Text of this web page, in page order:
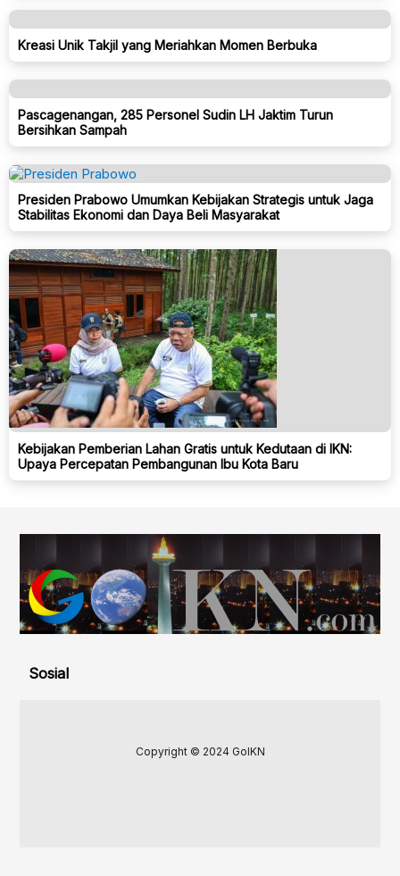
Kreasi Unik Takjil yang Meriahkan Momen Berbuka
Pascagenangan, 285 Personel Sudin LH Jaktim Turun
Bersihkan Sampah
Presiden Prabowo Umumkan Kebijakan Strategis untuk Jaga
Stabilitas Ekonomi dan Daya Beli Masyarakat
Kebijakan Pemberian Lahan Gratis untuk Kedutaan di IKN:
Upaya Percepatan Pembangunan Ibu Kota Baru
Sosial
Copyright © 2024 GoIKN